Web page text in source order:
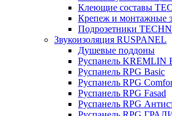
Клеющие составы
Крепеж и монтажные
Подрозетники
Звукоизоляция RUSPANEL
Душевые поддоны
Руспанель KREMLIN
Руспанель RPG Basic
Руспанель RPG
Руспанель RPG Fasad
Руспанель RPG